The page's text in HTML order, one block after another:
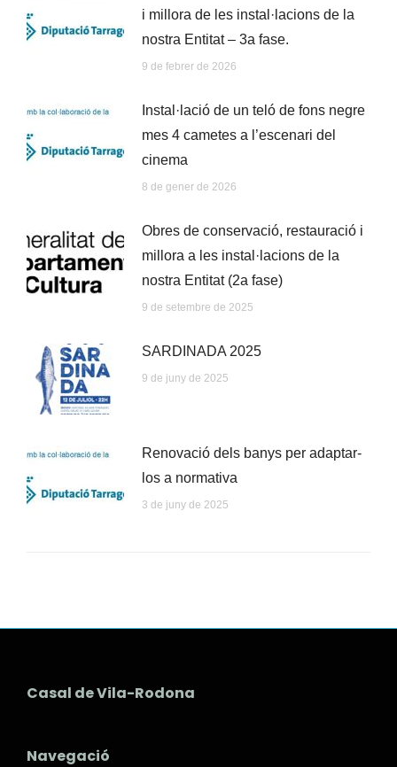
i millora de les instal·lacions de la
nostra Entitat – 3a fase.
9 de febrer de 2026
Instal·lació de un teló de fons negre
mes 4 cametes a l’escenari del
cinema
8 de gener de 2026
Obres de conservació, restauració i
millora a les instal·lacions de la
nostra Entitat (2a fase)
9 de setembre de 2025
SARDINADA 2025
9 de juny de 2025
Renovació dels banys per adaptar-
los a normativa
3 de juny de 2025
Casal de Vila-Rodona
Navegació